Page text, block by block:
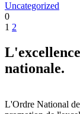
Uncategorized
0
1 2
nationale.
L'Ordre National